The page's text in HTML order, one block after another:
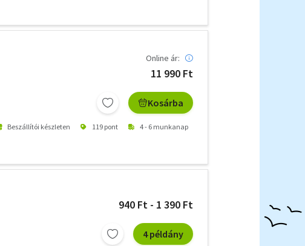
Online ár:
11 990 Ft
Kosárba
Beszállítói készleten 119 pont 4 - 6 munkanap
940 Ft - 1 390 Ft
4 példány